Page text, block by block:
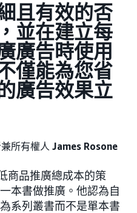
且有效的否
並在建立每
廣告時使用
僅能為您省
廣告效果立
所有權人 James Rosone
商品推廣總成本的策
本書做推廣。他認為自
系列叢書而不是單本書